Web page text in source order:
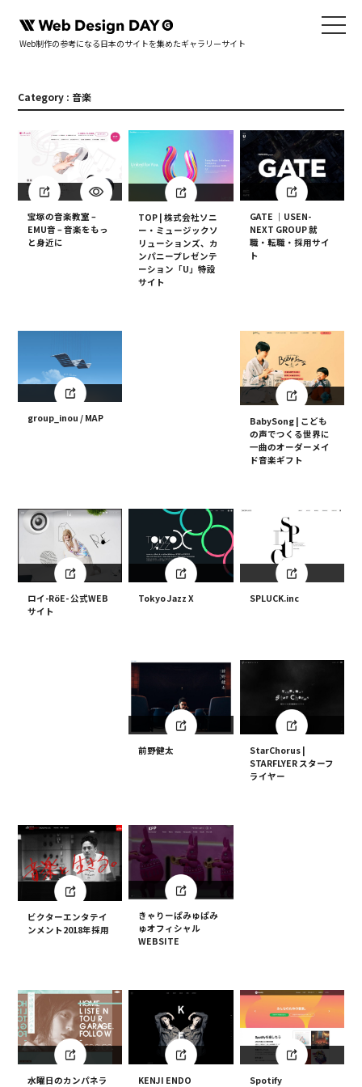
Web制作の参考になる日本のサイトを集めたギャラリーサイト
Category : 音楽
宝塚の音楽教室 –
EMU音 – 音楽をもっ
と身近に
TOP | 株式会社ソニ
ー・ミュージックソ
リューションズ、カ
ンパニープレゼンテ
ーション「U」特設
サイト
GATE ｜USEN-
NEXT GROUP 就
職・転職・採用サイ
ト
group_inou / MAP
BabySong | こども
の声でつくる世界に
一曲のオーダーメイ
ド音楽ギフト
ロイ-RöE- 公式WEB
サイト
Tokyo Jazz X SPLUCK.inc
前野健太
StarChorus |
STARFLYER スターフ
ライヤー
ビクターエンタテイ
ンメント2018年採用
きゃりーぱみゅぱみ
ゅオフィシャル
WEBSITE
水曜日のカンパネラ
KENJI ENDO Spotify